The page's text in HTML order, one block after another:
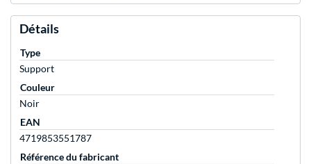
Détails
Type
Support
Couleur
Noir
EAN
4719853551787
Référence du fabricant